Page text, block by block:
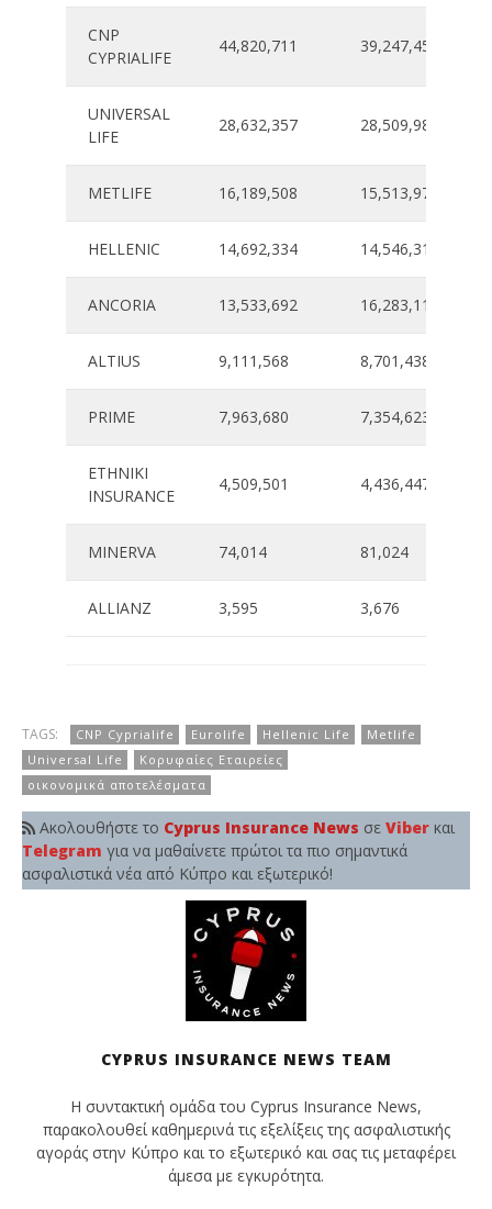
CNP
CYPRIALIFE
44,820,711 39,247,459
UNIVERSAL
LIFE
28,632,357 28,509,981
METLIFE 16,189,508 15,513,973
HELLENIC 14,692,334 14,546,318
ANCORIA 13,533,692 16,283,111
ALTIUS 9,111,568 8,701,438
PRIME 7,963,680 7,354,623
ETHNIKI
INSURANCE
4,509,501 4,436,447
MINERVA 74,014 81,024
ALLIANZ 3,595 3,676
TAGS: CNP Cyprialife Eurolife Hellenic Life
Metlife
Universal Life
Κορυφαίες Εταιρείες
οικονομικά αποτελέσματα
Ακολουθήστε το Cyprus Insurance News σε Viber και
Telegram για να μαθαίνετε πρώτοι τα πιο σημαντικά
ασφαλιστικά νέα από Κύπρο και εξωτερικό!
CYPRUS INSURANCE NEWS TEAM
Η συντακτική ομάδα του Cyprus Insurance News,
παρακολουθεί καθημερινά τις εξελίξεις της ασφαλιστικής
αγοράς στην Κύπρο και το εξωτερικό και σας τις μεταφέρει
άμεσα με εγκυρότητα.